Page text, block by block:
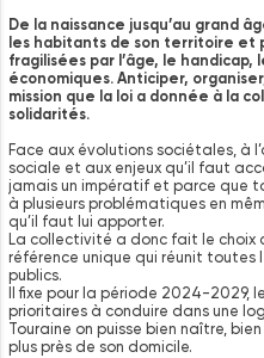
De la naissance jusqu’au grand
les habitants de son territoire et
fragilisées par l’âge, le handicap,
économiques. Anticiper,
mission que la loi a donnée à la
solidarités.
Face aux évolutions sociétales, à
sociale et aux enjeux qu’il faut
jamais un impératif et parce que
à plusieurs problématiques en
qu’il faut lui apporter.
La collectivité a donc fait le choix
référence unique qui réunit toutes
publics.
Il fixe pour la période 2024-2029,
prioritaires à conduire dans une
Touraine on puisse bien naître,
plus près de son domicile.